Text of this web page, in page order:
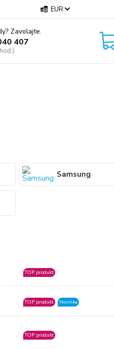
EUR
Zavolajte.
407
Samsung
TOP produkt
TOP produkt Novinka
TOP produkt